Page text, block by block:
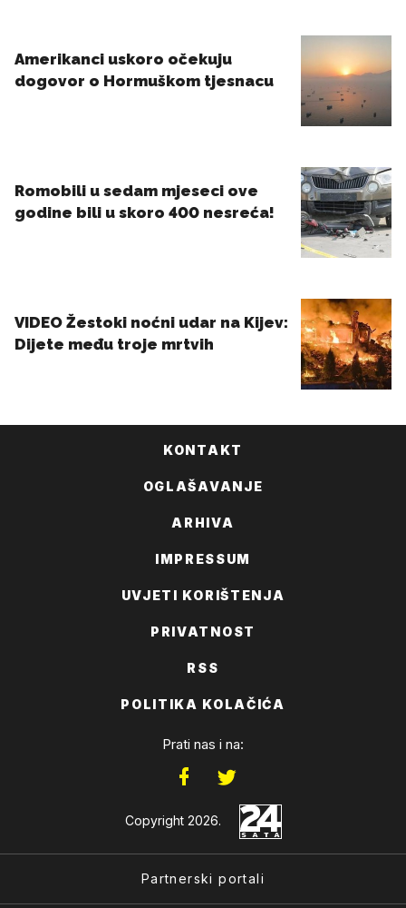
KONTAKT
OGLAŠAVANJE
ARHIVA
IMPRESSUM
UVJETI KORIŠTENJA
PRIVATNOST
RSS
POLITIKA KOLAČIĆA
Prati nas i na:
Copyright 2026.
Partnerski portali